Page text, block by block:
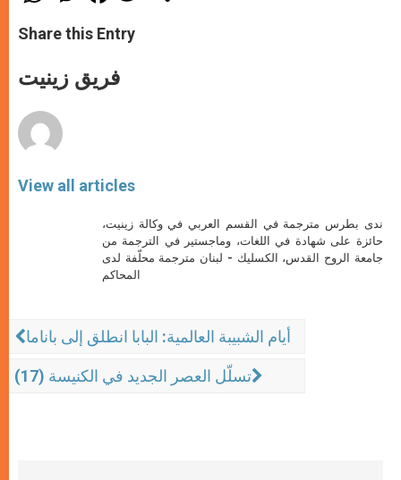
t
s
p
p
s
e
g
e
e
b
o
k
Share this Entry
فريق زينيت
View all articles
ندى بطرس مترجمة في القسم العربي في وكالة زينيت،
حائزة على شهادة في اللغات، وماجستير في الترجمة من
جامعة الروح القدس، الكسليك - لبنان مترجمة محلّفة لدى
المحاكم
أيام الشبيبة العالمية: البابا انطلق إلى باناما
تسلّل العصر الجديد في الكنيسة (17)